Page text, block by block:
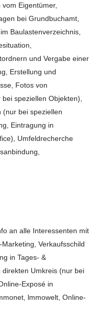
Eigentümer,
bei Grundbuchamt,
Baulastenverzeichnis,
und Vergabe einer
Erstellung und
Fotos von
speziellen Objekten),
(nur bei speziellen
Eintragung in
Umfeldrecherche
an alle Interessenten mit
Verkaufsschild
in Tages- &
Umkreis (nur bei
Exposé in
lmmowelt, Online-